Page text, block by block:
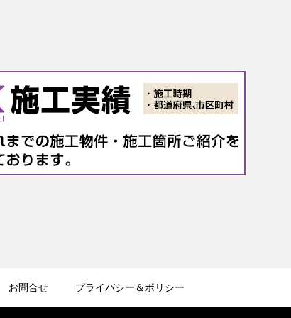
お問合せ プライバシー＆ポリシー